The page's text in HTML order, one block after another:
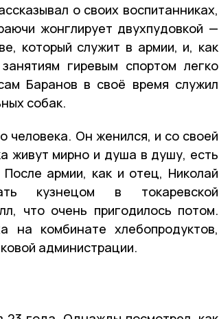
о своих воспитанниках,
жонглирует двухпудовкой —
который служит в армии, и, как
гиревым спортом легко
Баранов в своё время служил
собак.
человека. Он женился, и со своей
живут мирно и душа в душу, есть
армии, как и отец, Николай
кузнецом в токаревской
что очень пригодилось потом.
на комбинате хлебопродуктов,
администрации.